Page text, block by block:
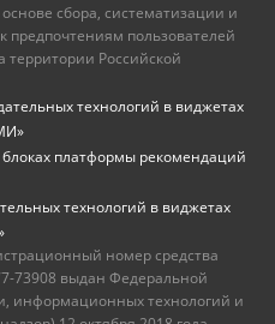
сбора, систематизации и
предпочтениям пользователей
территории Российской
технологий в виджетах
платформы рекомендаций
технологий в виджетах
номер средства
73908 выдан Федеральной
информационных технологий и